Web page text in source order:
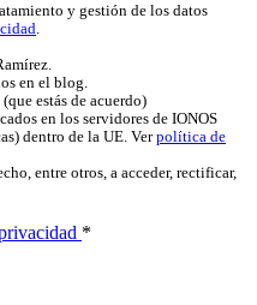
y gestión de los datos
.
en el blog.
estás de acuerdo)
en los servidores de IONOS
dentro de la UE. Verpolítica de
entre otros, a acceder, rectificar,
*